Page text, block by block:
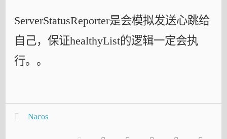
ServerStatusReporter是会模拟发送心跳给
自己，保证healthyList的逻辑一定会执
行。。
Nacos